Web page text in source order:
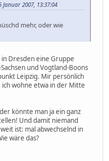
2007, 13:37:04
mehr, oder wie
in Dresden eine Gruppe
und Vogtland-Boons
Leipzig. Mir persönlich
wohne etwa in der Mitte
könnte man ja ein ganz
Und damit niemand
ist: mal abwechselnd in
wäre das?